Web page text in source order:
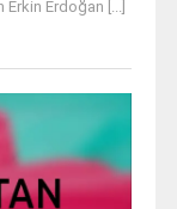
Erdoğan [...]